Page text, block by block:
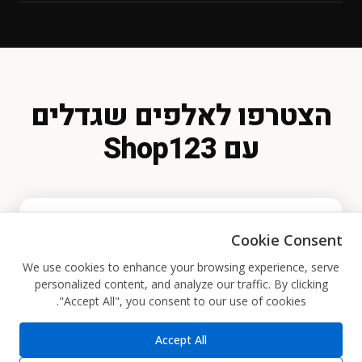
בלחיצת כפתור בכל רגע נתון.
העברה בנקאית
הצטרפו לאלפים שגדלים
עם Shop123
הרשמה בחינם
בלחיצה את.ה מסכים.ה לקבל מיילים שיווקיים מ-
Shop123.
Cookie Consent
We use cookies to enhance your browsing experience, serve
personalized content, and analyze our traffic. By clicking
"Accept All", you consent to our use of cookies.
Accept All